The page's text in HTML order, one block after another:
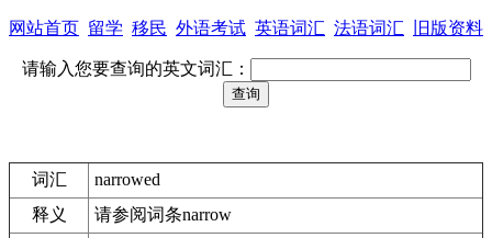
网站首页 留学 移民 外语考试 英语词汇 法语词汇 旧版资料
请输入您要查询的英文词汇：
词汇
narrowed
释义
请参阅词条narrow